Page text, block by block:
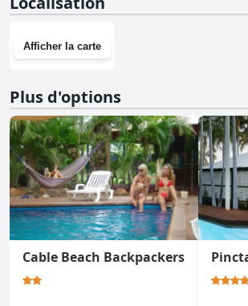
Afficher la carte
Plus d'options
Cable Beach Backpackers